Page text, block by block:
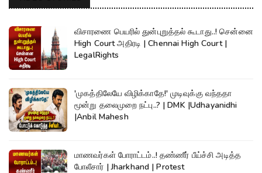
விசாரணை பெயரில் துன்புறுத்தல் கூடாது..! சென்னை
High Court அதிரடி | Chennai High Court |
LegalRights
'முகத்திலேயே விழிக்காதே!' முடிவுக்கு வந்ததா
மூன்று தலைமுறை நட்பு..? | DMK |Udhayanidhi
|Anbil Mahesh
மாணவர்கள் போராட்டம்..! தண்ணீர் பீய்ச்சி அடித்த
போலீசார் | Jharkhand | Protest